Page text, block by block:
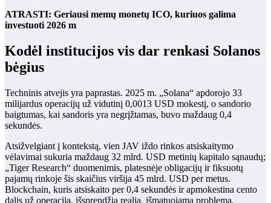
ATRASTI: Geriausi memų monetų ICO, kuriuos galima
investuoti 2026 m
Kodėl institucijos vis dar renkasi Solanos
bėgius
Techninis atvejis yra paprastas. 2025 m. „Solana“ apdorojo 33
milijardus operacijų už vidutinį 0,0013 USD mokestį, o sandorio
baigtumas, kai sandoris yra negrįžtamas, buvo maždaug 0,4
sekundės.
Atsižvelgiant į kontekstą, vien JAV iždo rinkos atsiskaitymo
vėlavimai sukuria maždaug 32 mlrd. USD metinių kapitalo sąnaudų;
„Tiger Research“ duomenimis, platesnėje obligacijų ir fiksuotų
pajamų rinkoje šis skaičius viršija 45 mlrd. USD per metus.
Blockchain, kuris atsiskaito per 0,4 sekundės ir apmokestina cento
dalis už operaciją, išsprendžia realią, išmatuojamą problemą.